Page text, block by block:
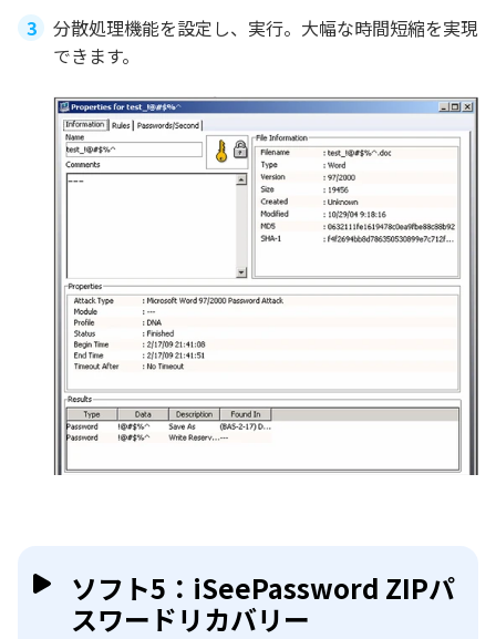
分散処理機能を設定し、実行。大幅な時間短縮を実現
できます。
ソフト5：iSeePassword ZIPパ
スワードリカバリー